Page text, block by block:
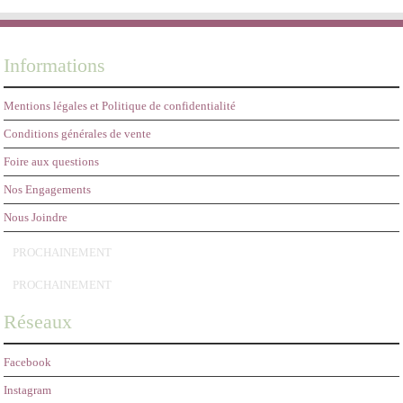
Informations
Mentions légales et Politique de confidentialité
Conditions générales de vente
Foire aux questions
Nos Engagements
Nous Joindre
PROCHAINEMENT
PROCHAINEMENT
Réseaux
Facebook
Instagram